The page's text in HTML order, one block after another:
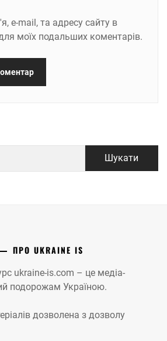
e-mail, та адресу сайту в
моїх подальших коментарів.
ПРО UKRAINE IS
ukraine-is.com – це медіа-
подорожам Україною.
дозволена з дозволу